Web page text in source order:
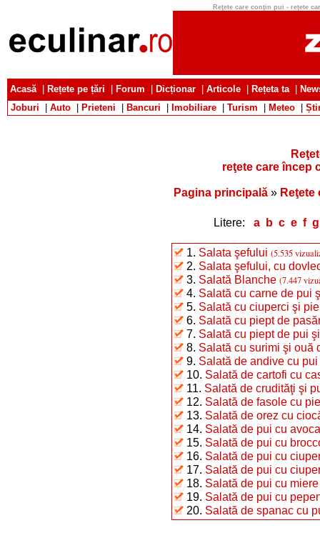
Reţete care conţin pui - reţete
Acasă| Rețete pe țări Forum Dicționar Articole Rețeta ta|
Joburi
Auto Prieteni Bancuri Imobiliare Turism Meteo
reţete care încep
Pagina principală » Reţete
Litere: a b c e f g
1. Salata şefului (5.535
2. Salata şefului, cu
3. Salată Blanche (7.447
4. Salată cu carne de pui
5. Salată cu ciuperci şi
6. Salată cu piept de
7. Salată cu piept de pui
8. Salată cu surimi şi ouă
9. Salată de andive cu
10. Salată de cartofi cu
11. Salată de crudităţi şi
12. Salată de fasole cu
13. Salată de orez cu
14. Salată de pui cu
15. Salată de pui cu
16. Salată de pui cu
17. Salată de pui cu
18. Salată de pui cu
19. Salată de pui cu
20. Salată de spanac cu